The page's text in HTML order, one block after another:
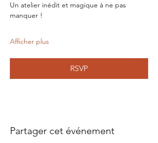
Un atelier inédit et magique à ne pas
manquer !
Afficher plus
RSVP
Partager cet événement